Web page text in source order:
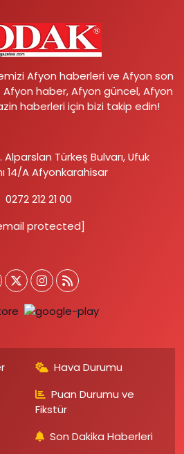
Afyon haberleri ve Afyon son
haber, Afyon güncel, Afyon
haberleri için bizi takip edin!
Türkeş Bulvarı, Ufuk
14/A Afyonkarahisar
0272 212 21 00
protected]
Hava Durumu
Puan Durumu ve
Fikstür
Son Dakika Haberleri